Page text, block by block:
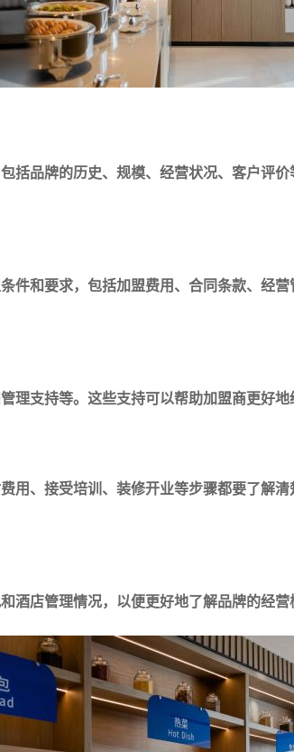
括品牌的历史、规模、经营状况、客户评
件和要求，包括加盟费用、合同条款、经
理支持等。这些支持可以帮助加盟商更好地
用、接受培训、装修开业等步骤都要了解
酒店管理情况，以便更好地了解品牌的经营